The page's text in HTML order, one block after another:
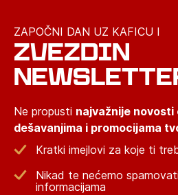
ZAPOČNI DAN UZ KAFICU I
ZVEZDIN
Ne propusti najvažnije novosti
dešavanjima i promocijama
Kratki imejlovi za koje ti
Nikad te nećemo
informacijama